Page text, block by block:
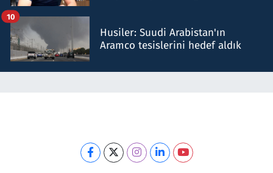
Husiler: Suudi Arabistan'ın
Aramco tesislerini hedef aldık
10